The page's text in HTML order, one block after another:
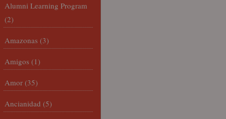
Alumni Learning Program
(2)
Amazonas (3)
Amigos (1)
Amor (35)
Ancianidad (5)